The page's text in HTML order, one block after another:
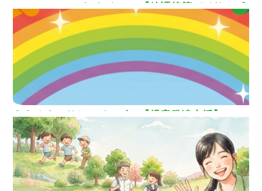
How nice（ハウ ナイス）!【放課後等デイサービ
ス】
ああるまつりかレインボー【児童発達支援】